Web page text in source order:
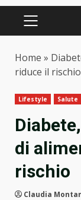
PRIMARY
Home »
riduce il rischio
Lifestyle Salute
di
rischio
Claudia